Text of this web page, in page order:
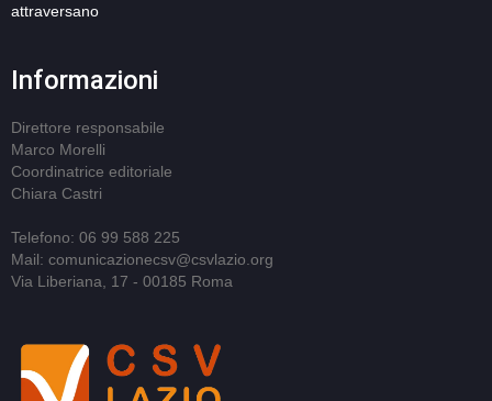
attraversano
Informazioni
Direttore responsabile
Marco Morelli
Coordinatrice editoriale
Chiara Castri
Telefono: 06 99 588 225
Mail: comunicazionecsv@csvlazio.org
Via Liberiana, 17 - 00185 Roma